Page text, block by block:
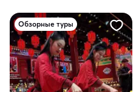
Обзорные туры